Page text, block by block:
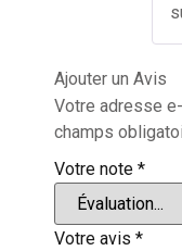
Ajouter un Avis
Votre adresse
champs
Votre note *
Votre avis *